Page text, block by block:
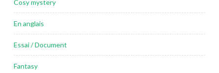
Cosy mystery
En anglais
Essai / Document
Fantasy